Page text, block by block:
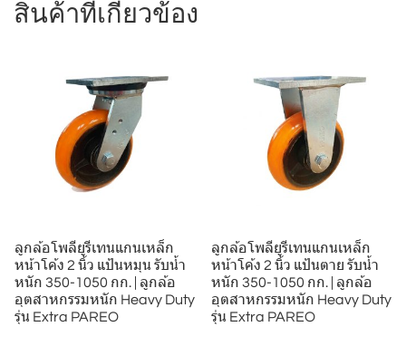
สินค้าที่เกี่ยวข้อง
ลูกล้อโพลียูรีเทนแกนเหล็ก
หน้าโค้ง 2 นิ้ว แป้นหมุน รับน้ำ
หนัก 350-1050 กก. | ลูกล้อ
อุตสาหกรรมหนัก Heavy Duty
รุ่น Extra PAREO
ลูกล้อโพลียูรีเทนแกนเหล็ก
หน้าโค้ง 2 นิ้ว แป้นตาย รับน้ำ
หนัก 350-1050 กก. | ลูกล้อ
อุตสาหกรรมหนัก Heavy Duty
รุ่น Extra PAREO